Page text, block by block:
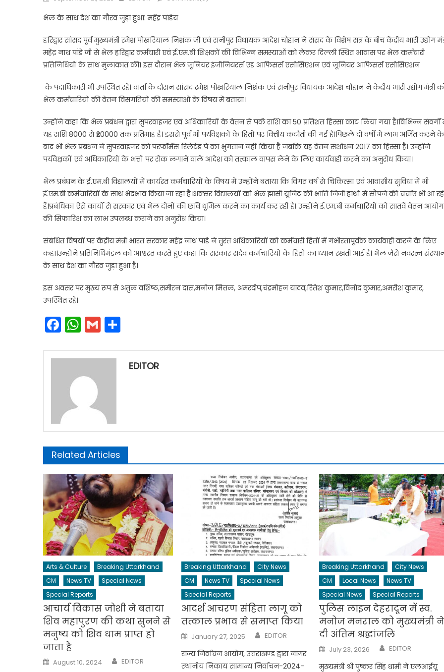
भेल के साथ देश का गौरव जुड़ा हुआ: महेंद्र पांडेय
हरिद्वार सांसद पूर्व मुख्यमंत्री रमेश पोखरियाल निशंक जी एवं रानीपुर विधायक आदेश चौहान ने संसद के विशेष सत्र के बीच केंद्रीय भारी उद्योग
महेंद्र नाथ पांडे जी से भेल हरिद्वार कर्मचारी एवं ई.एम.बी शिक्षकों की विभिन्न समस्याओं को लेकर दिल्ली स्थित आवास पर भेल कर्मचारी
प्रतिनिधियों के साथ मुलाकात की। इस दौरान भेल जूनियर इंजीनियरर्स एंड आफिसर्स एसोसिएशन एवं जूनियर आफिसर्स एसोसिएशन
के पदाधिकारी भी उपस्थित रहे। वार्ता के दौरान सांसद रमेश पोखरियाल निशंक एवं रानीपुर विधायक आदेश चौहान ने केंद्रीय भारी उद्योग मंत्री
भेल कर्मचारियों की वेतन विसंगतियों की समस्याओ के विषय में बताया।
उन्होंने कहा कि भेल प्रबंधन द्वारा सुपरवाइजर एवं अधिकारियों के वेतन से पर्क राशि का 50 प्रतिशत हिस्सा काट लिया गया है।विभिन्न संवर्गों
यह राशि 8000 से ₹20000 तक प्रतिमाह है। इससे पूर्व भी पर्यवेक्षकों के हितों पर वित्तीय कटौती की गई है।पिछले दो वर्षों में लाभ अर्जित करने के
बाद भी भेल प्रबंधन ने सुपरवाइजर को परफॉर्मेंस रिलेटेड पे का भुगतान नहीं किया है जबकि यह वेतन संशोधन 2017 का हिस्सा है। उन्होंने
पर्यवेक्षकों एवं अधिकारियों के भत्तों पर रोक लगाने वाले आदेश को तत्काल वापस लेने के लिए कार्यवाही करने का अनुरोध किया।
भेल प्रबंधन के ई.एम.बी विद्यालयों में कार्यरत कर्मचारियों के विषय में उन्होंने बताया कि विगत वर्ष से चिकित्सा एवं आवासीय सुविधा में भी
ई.एम.बी कर्मचारियों के साथ भेदभाव किया जा रहा है।अक्सर विद्यालयों को भेल झांसी यूनिट की भांति निजी हाथों में सौंपने की चर्चाएं भी आ
हैं।प्रबंधिका ऐसे कार्यों से सरकार एवं भेल दोनों की छवि धूमिल करने का कार्य कर रही है। उन्होंने ई.एम.बी कर्मचारियों को सातवें वेतन आयोग
की सिफारिश का लाभ उपलब्ध कराने का अनुरोध किया।
संबंधित विषयों पर केंद्रीय मंत्री भारत सरकार महेंद्र नाथ पांडे ने तुरंत अधिकारियों को कर्मचारी हितों में गंभीरतापूर्वक कार्यवाही करने के लिए
कहा।उन्होंने प्रतिनिधिमंडल को आश्वस्त करते हुए कहा कि सरकार सदैव कर्मचारियों के हितों का ध्यान रखती आई है। भेल जैसे नवरत्न
के साथ देश का गौरव जुड़ा हुआ है।
इस अवसर पर मुख्य रूप से अतुल वशिष्ठ,समीरन दास,मनोज मित्तल, अमरदीप,चंद्रमोहन यादव,रितेश कुमार,विनोद कुमार,अमरीश कुमार,
उपस्थित रहे।
Facebook
WhatsApp
Gmail
EDITOR
Related Articles
Arts & Culture
Breaking Uttarkhand
CM
News TV
Special News
Special Reports
आचार्य विकास जोशी ने बताया
शिव महापुरण की कथा सुनने से
मनुष्य को शिव धाम प्राप्त हो
जाता है
Posted
on
August 10, 2024 Author
EDITOR
Breaking Uttarkhand
City News
CM
News TV
Special News
Special Reports
आदर्श आचरण संहिता लागू को
तत्काल प्रभाव से समाप्त किया
Posted
on
January 27, 2025 Author
EDITOR
राज्य निर्वाचन आयोग, उत्तराखण्ड द्वारा नागर
स्थानीय निकाय सामान्य निर्वाचन-2024-
Breaking Uttarkhand
City News
CM
Local News
News TV
Special News
Special Reports
पुलिस लाइन देहरादून में स्व.
मनोज मनराल को मुख्यमंत्री ने
दी अंतिम श्रद्धांजलि
Posted
on
July 23, 2026 Author
EDITOR
मुख्यमंत्री श्री पुष्कर सिंह धामी ने एलआईयू